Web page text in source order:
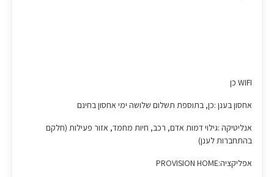
WIFI כן
אחסון בענן :כן, בתוספת תשלום שלושה ימי אחסון בחינם
אנליטיקה :גילוי דמות אדם, רכב, חיות מחמד, אזור פעילות (חלקם
בהתחברות לענן)
אפליקציה:PROVISION HOME